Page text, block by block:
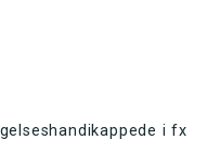
i fx